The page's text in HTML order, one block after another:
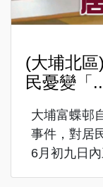
(大埔北
民憂變「
大埔富蝶邨
事件，對居
6月初九日